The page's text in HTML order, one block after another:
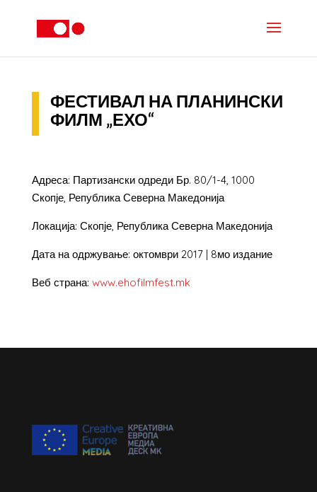
ФЕСТИВАЛ НА ПЛАНИНСКИ
ФИЛМ „ЕХО“
Адреса: Партизански одреди Бр. 80/1-4, 1000
Скопје, Република Северна Македонија
Локација: Скопје, Република Северна Македонија
Дата на одржување: октомври 2017 | 8мо издание
Веб страна: www.ehofilmfest.mk